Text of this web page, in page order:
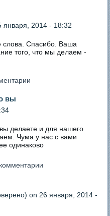
января, 2014 - 18:32
слова. Спасибо. Ваша
того, что мы делаем -
вы
делаете и для нашего
Чума у нас с вами
одинаково
on 26 января, 2014 -